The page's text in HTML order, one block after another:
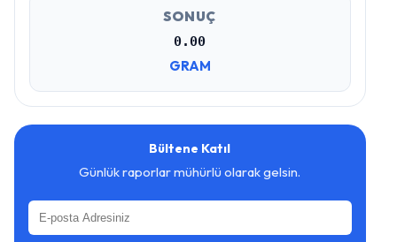
SONUÇ
0.00
GRAM
Bültene Katıl
Günlük raporlar mühürlü olarak gelsin.